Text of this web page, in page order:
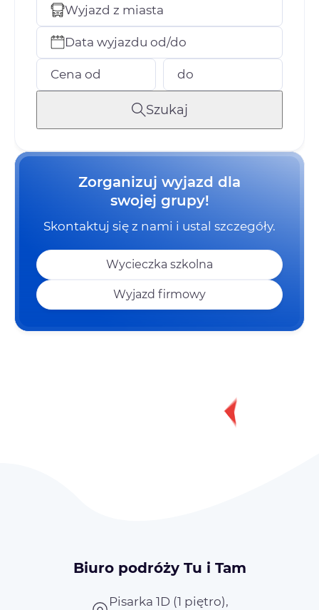
Wyjazd z miasta
Data wyjazdu od/do
Cena od do
Szukaj
Zorganizuj wyjazd dla
swojej grupy!
Skontaktuj się z nami i ustal szczegóły.
Wycieczka szkolna
Wyjazd firmowy
Biuro podróży Tu i Tam
Pisarka 1D (1 piętro),